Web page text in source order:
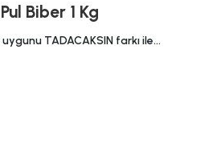
Biber 1 Kg
TADACAKSIN farkı ile…